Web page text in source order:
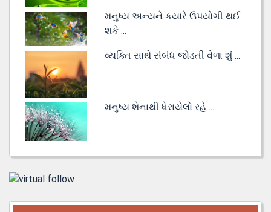
મનુષ્ય અન્યને કયારે ઉપયોગી થઈ
શકે ...
વ્યક્તિ સાથે સંબંધ જોડતી વેળા શું ...
મનુષ્ય શેનાથી ધેરાયેલો રહે ...